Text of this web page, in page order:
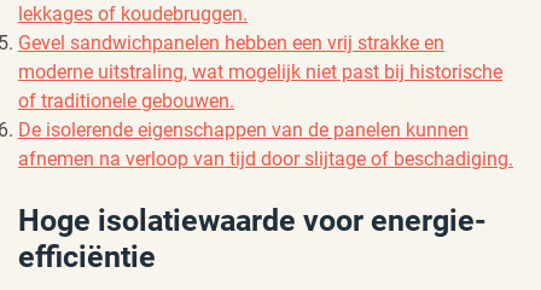
lekkages of koudebruggen.
Gevel sandwichpanelen hebben een vrij strakke en
moderne uitstraling, wat mogelijk niet past bij historische
of traditionele gebouwen.
De isolerende eigenschappen van de panelen kunnen
afnemen na verloop van tijd door slijtage of beschadiging.
Hoge isolatiewaarde voor energie-
efficiëntie